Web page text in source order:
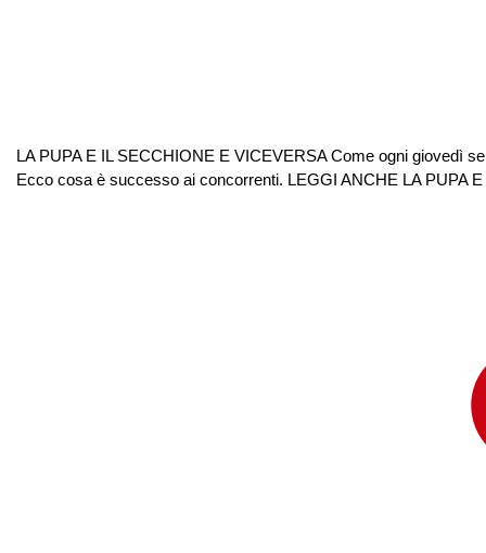
LA PUPA E IL SECCHIONE E VICEVERSA Come ogni giovedì
Ecco cosa è successo ai concorrenti. LEGGI ANCHE LA PUPA